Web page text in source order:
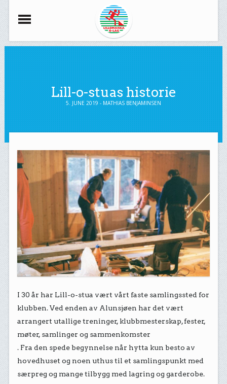
Lill-o-stuas historie
5. JUNE 2019 - MATHIAS BENJAMINSEN
I 30 år har Lill-o-stua vært vårt faste samlingssted for
klubben. Ved enden av Alunsjøen har det vært
arrangert utallige treninger, klubbmesterskap, fester,
møter, samlinger og sammenkomster
. Fra den spede begynnelse når hytta kun besto av
hovedhuset og noen uthus til et samlingspunkt med
særpreg og mange tilbygg med lagring og garderobe.